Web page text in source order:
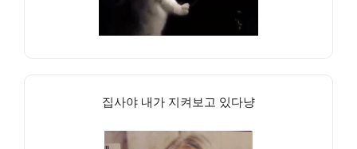
집사야 내가 지켜보고 있다냥